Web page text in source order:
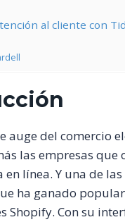
al cliente con
auge del comercio
las empresas que
línea. Y una de las
ha ganado
Shopify. Con su